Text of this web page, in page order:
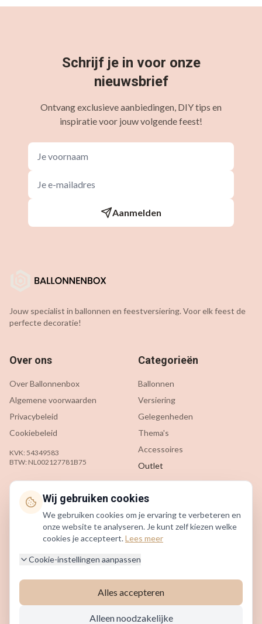
Schrijf je in voor onze
nieuwsbrief
Ontvang exclusieve aanbiedingen, DIY tips en
inspiratie voor jouw volgende feest!
Aanmelden
Jouw specialist in ballonnen en feestversiering. Voor elk feest de
perfecte decoratie!
Over ons
Over Ballonnenbox
Algemene voorwaarden
Privacybeleid
Cookiebeleid
KVK: 54349583
BTW: NL002127781B75
Categorieën
Ballonnen
Versiering
Gelegenheden
Thema's
Accessoires
Outlet
Klantenservice
Veelgestelde vragen
Contact
info@ballonnenbox.nl
085 200 7442
Ballonnenbox. Alle rechten voorbehouden.
Wij gebruiken cookies
We gebruiken cookies om je ervaring te verbeteren en
onze website te analyseren. Je kunt zelf kiezen welke
cookies je accepteert.Lees meer
Cookie-instellingen aanpassen
Alles accepteren
Alleen noodzakelijke